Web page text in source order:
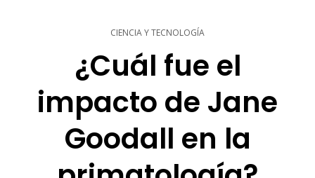
CIENCIA Y TECNOLOGÍA
¿Cuál fue el
impacto de Jane
Goodall en la